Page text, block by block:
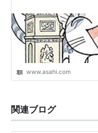
www.asahi.com
関連ブログ